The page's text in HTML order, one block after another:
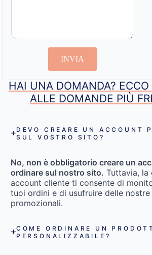
INVIA
HAI UNA DOMANDA? ECCO
ALLE DOMANDE PIÙ
DEVO CREARE UN ACCOUNT
SUL VOSTRO SITO?
No, non è obbligatorio creare un
ordinare sul nostro sito. Tuttavia, la
account cliente ti consente di
tuoi ordini e di usufruire delle
promozionali.
COME ORDINARE UN
PERSONALIZZABILE?